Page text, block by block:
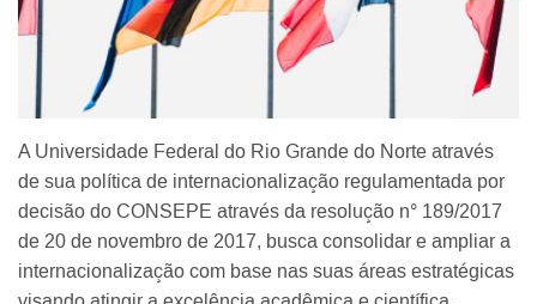
A Universidade Federal do Rio Grande do Norte através
de sua política de internacionalização regulamentada por
decisão do CONSEPE através da resolução n° 189/2017
de 20 de novembro de 2017, busca consolidar e ampliar a
internacionalização com base nas suas áreas estratégicas